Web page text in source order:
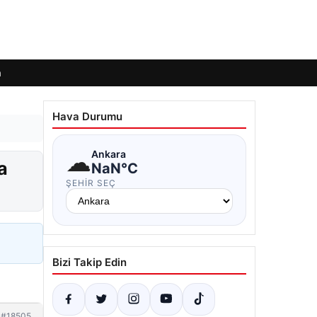
Hava Durumu
☁Ankara
NaN°C
ŞEHIR SEÇ
Bizi Takip Edin